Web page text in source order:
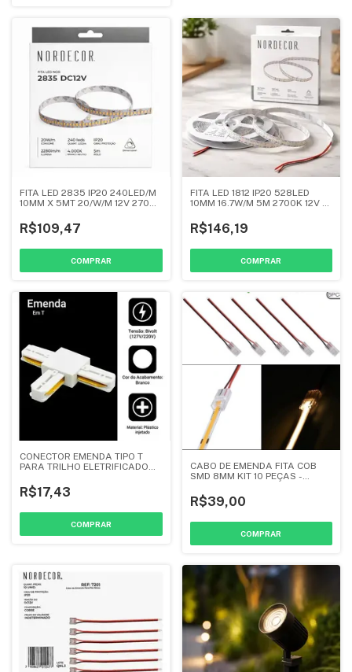
FITA LED 2835 IP20 240LED/M
10MM X 5MT 20/W/M 12V 2700K
R$109,47
FITA LED 1812 IP20 528LED
10MM 16.7W/M 5M 2700K 12V -
R$146,19
CONECTOR EMENDA TIPO T
PARA TRILHO ELETRIFICADO
R$17,43
CABO DE EMENDA FITA COB
SMD 8MM KIT 10 PEÇAS -
R$39,00